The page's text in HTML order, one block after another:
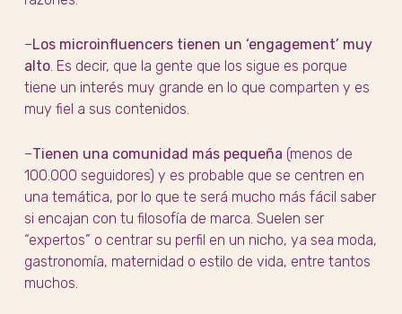
–Los microinfluencers tienen un ‘engagement’ muy
alto. Es decir, que la gente que los sigue es porque
tiene un interés muy grande en lo que comparten y es
muy fiel a sus contenidos.
–Tienen una comunidad más pequeña (menos de
100.000 seguidores) y es probable que se centren en
una temática, por lo que te será mucho más fácil saber
si encajan con tu filosofía de marca. Suelen ser
“expertos” o centrar su perfil en un nicho, ya sea moda,
gastronomía, maternidad o estilo de vida, entre tantos
muchos.